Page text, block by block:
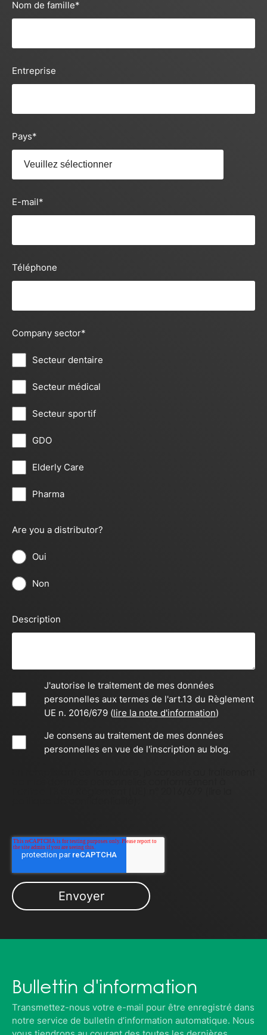
Nom de famille*
Entreprise
Pays*
E-mail*
Téléphone
Company sector*
Secteur dentaire
Secteur médical
Secteur sportif
GDO
Elderly Care
Pharma
Are you a distributor?
Oui
Non
Description
J'autorise le traitement de mes données
personnelles aux termes de l'art.13 du Règlement
UE n. 2016/679 (lire la note d'information)
Je consens au traitement de mes données
personnelles en vue de l'inscription au blog.
Bullettin d'information
Transmettez-nous votre e-mail pour être enregistré dans
notre service de bulletin d’information automatique. Nous